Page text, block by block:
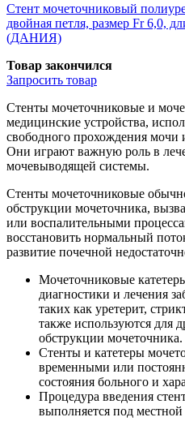
Стент мочеточниковый
двойная петля, размер Fr 6,0,
(ДАНИЯ)
Товар закончился
Запросить товар
Стенты мочеточниковые и
медицинские устройства,
свободного прохождения мочи
Они играют важную роль в
мочевыводящей системы.
Стенты мочеточниковые
обструкции мочеточника,
или воспалительными
восстановить нормальный
развитие почечной
Мочеточниковые
диагностики и лечения
таких как уретерит,
также используются для
обструкции мочеточника.
Стенты и катетеры
временными или
состояния больного и
Процедура введения
выполняется под